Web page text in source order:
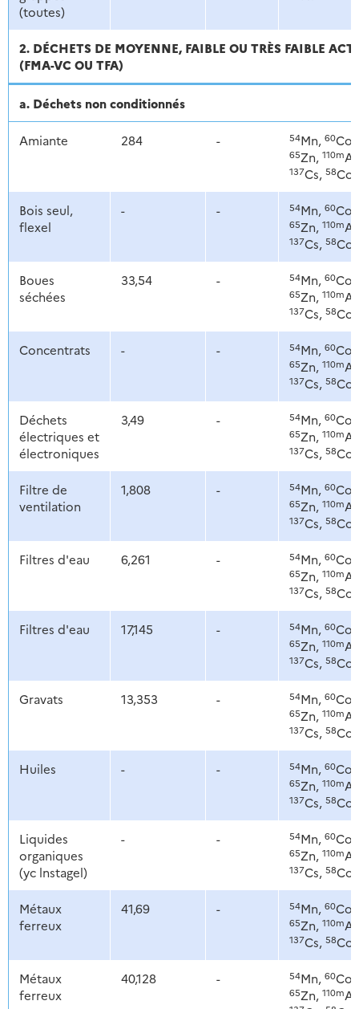
(toutes)
2. DÉCHETS DE MOYENNE, FAIBLE OU TRÈS FAIBLE
(FMA-VC OU TFA)
a. Déchets non conditionnés
Amiante 284 - 54Mn, 60Co,
65Zn, 110m
137Cs, 58Co
Bois seul,
flexel
- - 54Mn, 60Co,
65Zn, 110m
137Cs, 58Co
Boues
séchées
33,54 - 54Mn, 60Co,
65Zn, 110m
137Cs, 58Co
Concentrats - - 54Mn, 60Co,
65Zn, 110m
137Cs, 58Co
Déchets
électriques et
électroniques
3,49 - 54Mn, 60Co,
65Zn, 110m
137Cs, 58Co
Filtre de
ventilation
1,808 - 54Mn, 60Co,
65Zn, 110m
137Cs, 58Co
Filtres d'eau 6,261 - 54Mn, 60Co,
65Zn, 110m
137Cs, 58Co
Filtres d'eau 17,145 - 54Mn, 60Co,
65Zn, 110m
137Cs, 58Co
Gravats 13,353 - 54Mn, 60Co,
65Zn, 110m
137Cs, 58Co
Huiles - - 54Mn, 60Co,
65Zn, 110m
137Cs, 58Co
Liquides
organiques
(yc lnstagel)
- - 54Mn, 60Co,
65Zn, 110m
137Cs, 58Co
Métaux
ferreux
41,69 - 54Mn, 60Co,
65Zn, 110m
137Cs, 58Co
Métaux
ferreux
40,128 - 54Mn, 60Co,
65Zn, 110m